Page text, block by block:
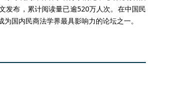
发布，累计阅读量已逾520万人次。在中国民
国内民商法学界最具影响力的论坛之一。